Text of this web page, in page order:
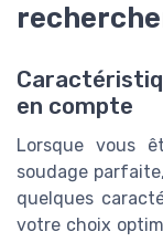
en compte
Lorsque vous
soudage
quelques
votre choix